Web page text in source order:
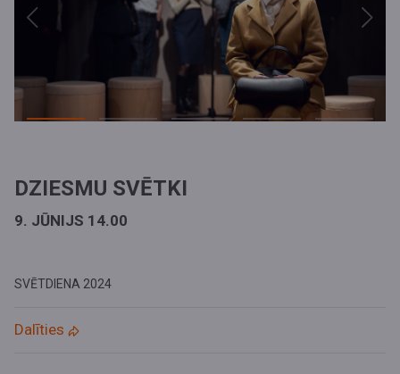
Previous Next
DZIESMU SVĒTKI
9. JŪNIJS 14.00
SVĒTDIENA 2024
Dalīties